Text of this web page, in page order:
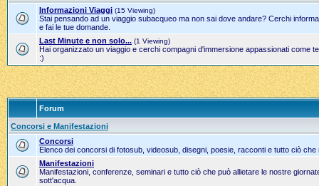
Informazioni Viaggi (15 Viewing)
Stai pensando ad un viaggio subacqueo ma non sai dove andare? Cerchi
e fai le tue domande.
Last Minute e non solo... (1 Viewing)
Hai organizzato un viaggio e cerchi compagni d'immersione appassionati come
:)
Forum
Concorsi e Manifestazioni
Concorsi
Elenco dei concorsi di fotosub, videosub, disegni, poesie, racconti e tutto ciò che
Manifestazioni
Manifestazioni, conferenze, seminari e tutto ciò che può allietare le nostre
sott'acqua.